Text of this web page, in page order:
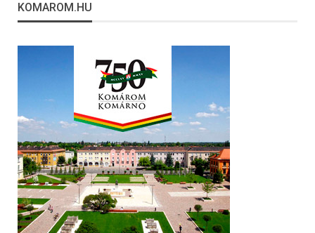
KOMAROM.HU